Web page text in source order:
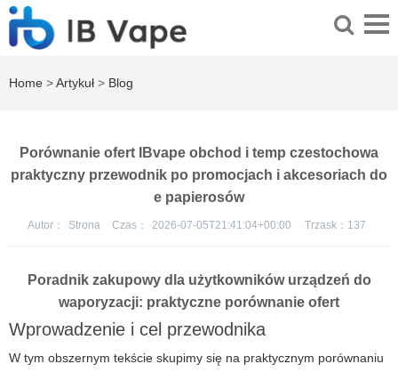
Home >Artykuł > Blog
Porównanie ofert IBvape obchod i temp czestochowa
praktyczny przewodnik po promocjach i akcesoriach do
e papierosów
Autor： Strona Czas： 2026-07-05T21:41:04+00:00 Trzask： 137
Poradnik zakupowy dla użytkowników urządzeń do
waporyzacji: praktyczne porównanie ofert
Wprowadzenie i cel przewodnika
W tym obszernym tekście skupimy się na praktycznym porównaniu